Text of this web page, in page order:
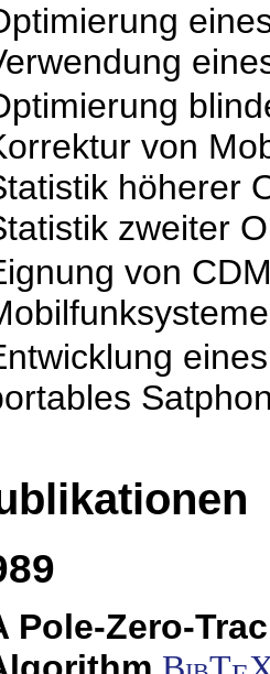
von
höherer
zweiter
von
Pole-Zero-